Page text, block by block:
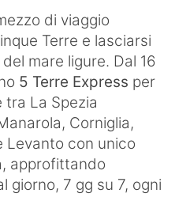
di viaggio
Terre e lasciarsi
mare ligure. Dal 16
5 Terre Express per
La Spezia
Corniglia,
Levanto con unico
approfittando
giorno, 7 gg su 7, ogni